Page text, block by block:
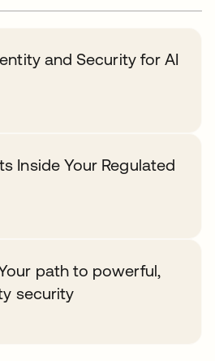
and Security for AI
Inside Your Regulated
path to powerful,
security